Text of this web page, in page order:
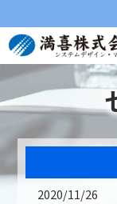
2020/11/26